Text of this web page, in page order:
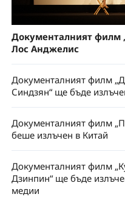
Документалният филм
Лос Анджелис
Документалният филм
Синдзян“ ще бъде
Документалният филм
беше излъчен в Китай
Документалният филм
Дзинпин“ ще бъде
медии